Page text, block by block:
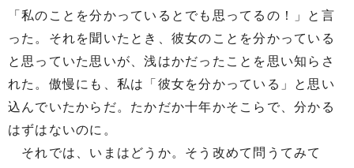
「私のことを分かっているとでも思ってるの！」と言
った。それを聞いたとき、彼女のことを分かっている
と思っていた思いが、浅はかだったことを思い知らさ
れた。傲慢にも、私は「彼女を分かっている」と思い
込んでいたからだ。たかだか十年かそこらで、分かる
はずはないのに。
それでは、いまはどうか。そう改めて問うてみて